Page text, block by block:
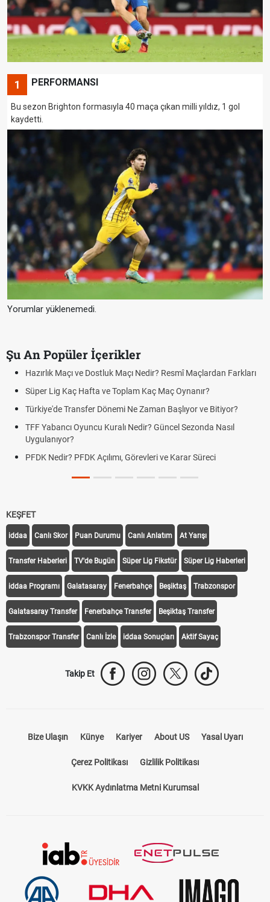
1 PERFORMANSI
Bu sezon Brighton formasıyla 40 maça çıkan milli yıldız, 1 gol
kaydetti.
Yorumlar yüklenemedi.
Şu An Popüler İçerikler
Hazırlık Maçı ve Dostluk Maçı Nedir? Resmî Maçlardan Farkları
Süper Lig Kaç Hafta ve Toplam Kaç Maç Oynanır?
Türkiye'de Transfer Dönemi Ne Zaman Başlıyor ve Bitiyor?
TFF Yabancı Oyuncu Kuralı Nedir? Güncel Sezonda Nasıl
Uygulanıyor?
PFDK Nedir? PFDK Açılımı, Görevleri ve Karar Süreci
KEŞFET
iddaa Canlı Skor Puan Durumu Canlı Anlatım At Yarışı
Transfer Haberleri TV'de Bugün Süper Lig Fikstür Süper Lig Haberleri
iddaa Programı Galatasaray Fenerbahçe Beşiktaş Trabzonspor
Galatasaray Transfer Fenerbahçe Transfer Beşiktaş Transfer
Trabzonspor Transfer Canlı İzle iddaa Sonuçları Aktif Sayaç